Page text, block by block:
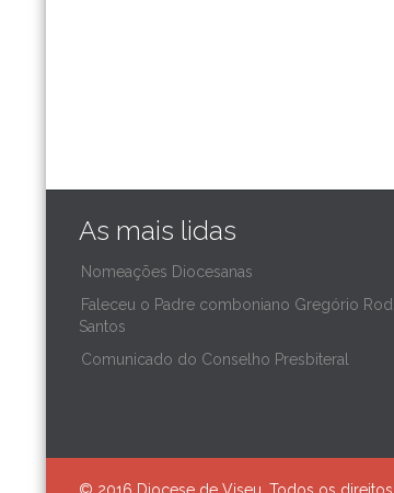
As mais lidas
Nomeações Diocesanas
Faleceu o Padre comboniano Gregório
Santos
Comunicado do Conselho Presbiteral